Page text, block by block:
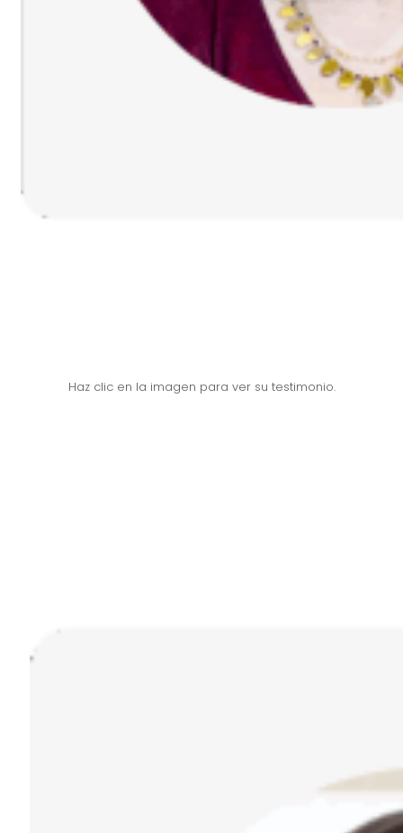
Haz clic en la imagen para ver su testimonio.